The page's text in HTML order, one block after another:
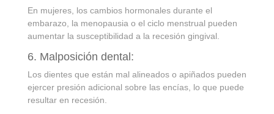
En mujeres, los cambios hormonales durante el
embarazo, la menopausia o el ciclo menstrual pueden
aumentar la susceptibilidad a la recesión gingival.
6. Malposición dental:
Los dientes que están mal alineados o apiñados pueden
ejercer presión adicional sobre las encías, lo que puede
resultar en recesión.